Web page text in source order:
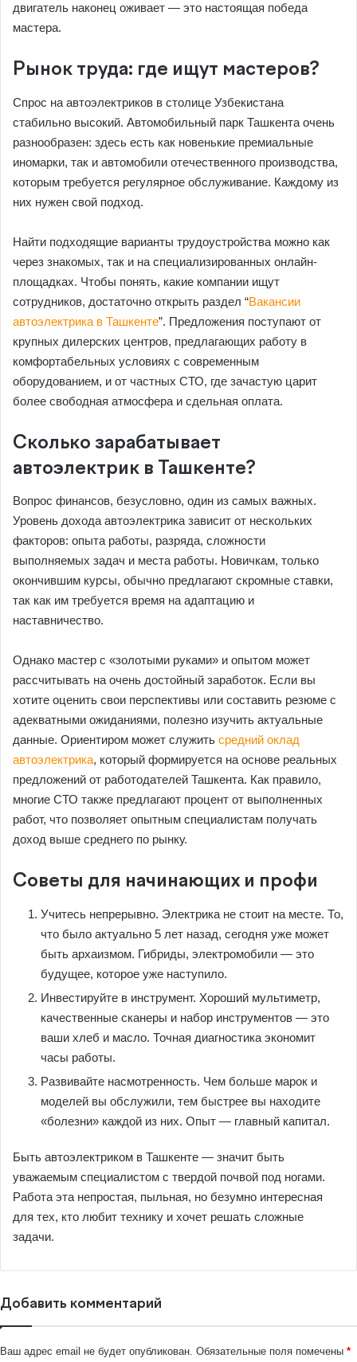
двигатель наконец оживает — это настоящая победа
мастера.
Рынок труда: где ищут мастеров?
Спрос на автоэлектриков в столице Узбекистана
стабильно высокий. Автомобильный парк Ташкента очень
разнообразен: здесь есть как новенькие премиальные
иномарки, так и автомобили отечественного производства,
которым требуется регулярное обслуживание. Каждому из
них нужен свой подход.
Найти подходящие варианты трудоустройства можно как
через знакомых, так и на специализированных онлайн-
площадках. Чтобы понять, какие компании ищут
сотрудников, достаточно открыть раздел “Вакансии
автоэлектрика в Ташкенте”. Предложения поступают от
крупных дилерских центров, предлагающих работу в
комфортабельных условиях с современным
оборудованием, и от частных СТО, где зачастую царит
более свободная атмосфера и сдельная оплата.
Сколько зарабатывает
автоэлектрик в Ташкенте?
Вопрос финансов, безусловно, один из самых важных.
Уровень дохода автоэлектрика зависит от нескольких
факторов: опыта работы, разряда, сложности
выполняемых задач и места работы. Новичкам, только
окончившим курсы, обычно предлагают скромные ставки,
так как им требуется время на адаптацию и
наставничество.
Однако мастер с «золотыми руками» и опытом может
рассчитывать на очень достойный заработок. Если вы
хотите оценить свои перспективы или составить резюме с
адекватными ожиданиями, полезно изучить актуальные
данные. Ориентиром может служить средний оклад
автоэлектрика, который формируется на основе реальных
предложений от работодателей Ташкента. Как правило,
многие СТО также предлагают процент от выполненных
работ, что позволяет опытным специалистам получать
доход выше среднего по рынку.
Советы для начинающих и профи
Учитесь непрерывно. Электрика не стоит на месте. То,
что было актуально 5 лет назад, сегодня уже может
быть архаизмом. Гибриды, электромобили — это
будущее, которое уже наступило.
Инвестируйте в инструмент. Хороший мультиметр,
качественные сканеры и набор инструментов — это
ваши хлеб и масло. Точная диагностика экономит
часы работы.
Развивайте насмотренность. Чем больше марок и
моделей вы обслужили, тем быстрее вы находите
«болезни» каждой из них. Опыт — главный капитал.
Быть автоэлектриком в Ташкенте — значит быть
уважаемым специалистом с твердой почвой под ногами.
Работа эта непростая, пыльная, но безумно интересная
для тех, кто любит технику и хочет решать сложные
задачи.
Добавить комментарий
Ваш адрес email не будет опубликован. Обязательные поля помечены *